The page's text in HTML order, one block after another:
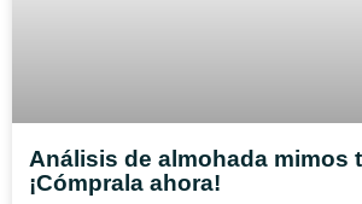
Análisis de almohada mimos
¡Cómprala ahora!